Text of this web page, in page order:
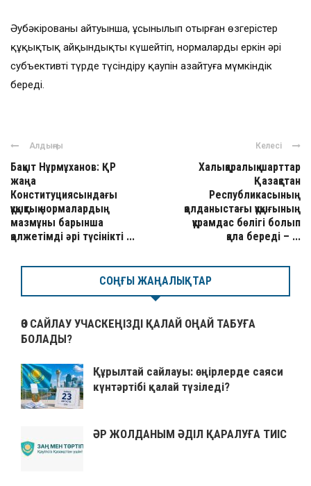
Әубәкірованың айтуынша, ұсынылып отырған өзгерістер
құқықтық айқындықты күшейтіп, нормаларды еркін әрі
субъективті түрде түсіндіру қаупін азайтуға мүмкіндік
береді.
Алдыңғы
Бақыт Нұрмұханов: ҚР
жаңа
Конституциясындағы
құқықтық нормалардың
мазмұны барынша
қолжетімді әрі түсінікті ...
Келесі
Халықаралық шарттар
Қазақстан
Республикасының
қолданыстағы құқығының
құрамдас бөлігі болып
қала береді – ...
СОҢҒЫ ЖАҢАЛЫҚТАР
ӨЗ САЙЛАУ УЧАСКЕҢІЗДІ ҚАЛАЙ ОҢАЙ ТАБУҒА
БОЛАДЫ?
Құрылтай сайлауы: өңірлерде саяси
күнтәртібі қалай түзіледі?
ӘР ЖОЛДАНЫМ ӘДІЛ ҚАРАЛУҒА ТИІС